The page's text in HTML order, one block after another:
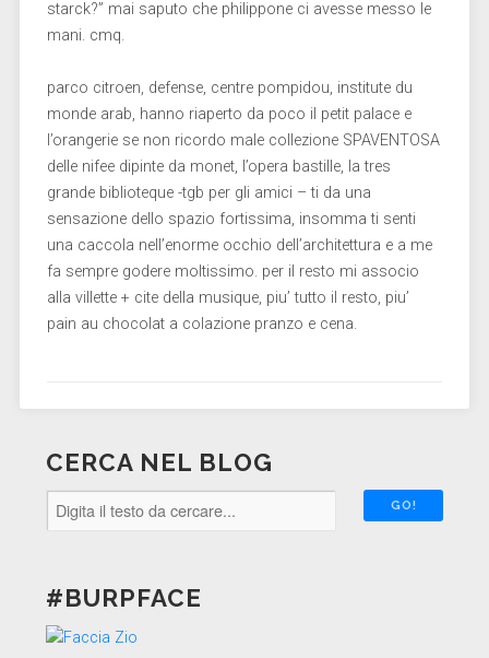
starck?” mai saputo che philippone ci avesse messo le
mani. cmq.
parco citroen, defense, centre pompidou, institute du
monde arab, hanno riaperto da poco il petit palace e
l’orangerie se non ricordo male collezione SPAVENTOSA
delle nifee dipinte da monet, l’opera bastille, la tres
grande biblioteque -tgb per gli amici – ti da una
sensazione dello spazio fortissima, insomma ti senti
una caccola nell’enorme occhio dell’architettura e a me
fa sempre godere moltissimo. per il resto mi associo
alla villette + cite della musique, piu’ tutto il resto, piu’
pain au chocolat a colazione pranzo e cena.
CERCA NEL BLOG
#BURPFACE